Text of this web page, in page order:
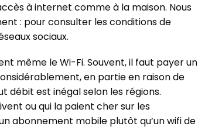
à internet comme à la maison. Nous
: pour consulter les conditions de
sociaux.
même le Wi-Fi. Souvent, il faut payer un
en partie en raison de
débit est inégal selon les régions.
ou qui la paient cher sur les
abonnement mobile plutôt qu’un wifi de